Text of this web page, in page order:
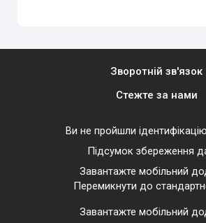
Зворотній зв'язок
Стежте за нами
Ви не пройшли
Підсумок збереження
Завантажте мобільний
Перемикнути до
Завантажте мобільний